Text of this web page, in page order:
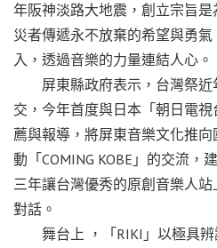
年阪神淡路大地震，創立宗旨
災者傳遞永不放棄的希望與勇
入，透過音樂的力量連結人心。
屏東縣政府表示，台灣祭近
交，今年首度與日本「朝日電
薦與報導，將屏東音樂文化推
動「COMING KOBE」的交流，
三年讓台灣優秀的原創音樂人
對話。
舞台上 ，「RIKI」以極具辨